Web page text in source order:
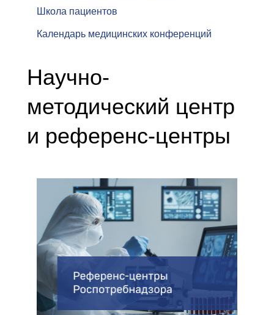
Школа пациентов
Календарь медицинских конференций
Научно-
методический центр
и референс-центры